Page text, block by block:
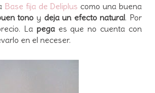
Base fija de Deliplus como una buena
tono y deja un efecto natural. Por
La pegaes que no cuenta con
en el neceser.